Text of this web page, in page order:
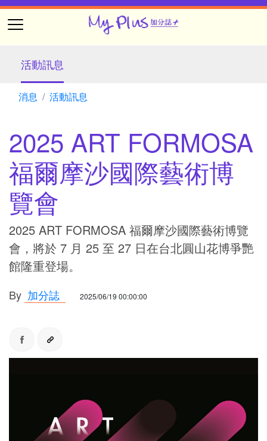
活動訊息
消息 活動訊息
2025 ART FORMOSA
福爾摩沙國際藝術博
覽會
2025 ART FORMOSA 福爾摩沙國際藝術博覽
會，將於 7 月 25 至 27 日在台北圓山花博爭艷
館隆重登場。
By 加分誌 2025/06/19 00:00:00